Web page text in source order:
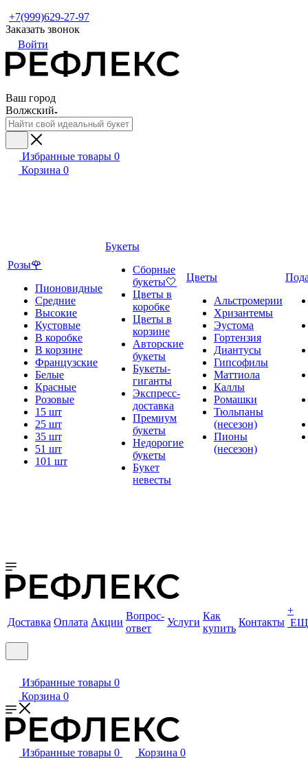
+7(999)629-27-97
Заказать звонок
Войти
Ваш город
Волжский
Избранные товары 0
Корзина 0
Розы🌹
Пионовидные
Средние
Высокие
Кустовые
В коробке
В корзине
Французские
Белые
Красные
Розовые
15 шт
25 шт
35 шт
51 шт
101 шт
Букеты
Сборные
букеты🤍
Цветы в
коробке
Цветы в
корзине
Авторские
букеты
Букеты-
гиганты
Экспресс-
доставка
Премиум
букеты
Недорогие
букеты
Букет
невесты
Цветы
Альстромерии
Хризантемы
Эустома
Гортензия
Диантусы
Гипсофилы
Маттиола
Каллы
Ромашки
Тюльпаны
(несезон)
Пионы
(несезон)
Доставка Оплата Акции
Вопрос-
ответ
Услуги
Как
купить
Контакты
+
Избранные товары 0
Корзина 0
Избранные товары 0 Корзина 0